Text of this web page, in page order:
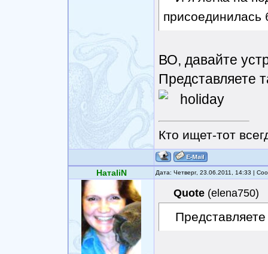
присоединилась
ВО, давайте
Представляете
Кто ищет-тот
НатаliN Дата: Четверг, 23.06.2011, 14:33 |
Quote (elena750)